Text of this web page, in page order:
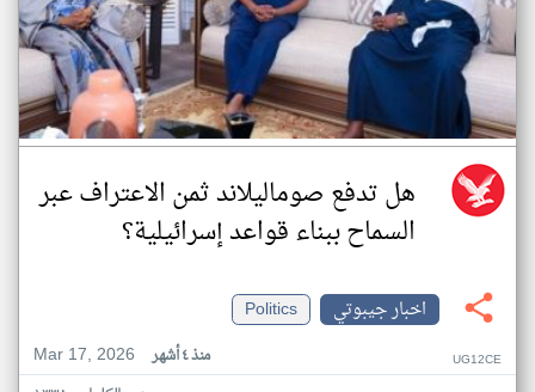
هل تدفع صوماليلاند ثمن الاعتراف عبر
السماح ببناء قواعد إسرائيلية؟
اخبار جيبوتي
Politics
Mar 17, 2026
منذ ٤ أشهر UG12CE